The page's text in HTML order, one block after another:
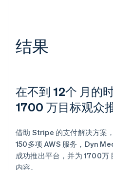
结果
在不到 12个 月的
1700 万目标观众
借助 Stripe 的支付解决方案
150多项 AWS 服务，Dyn
成功推出平台，并为 1700万
内容。